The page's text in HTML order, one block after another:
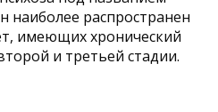
наиболее распространен
имеющих хронический
и третьей стадии.